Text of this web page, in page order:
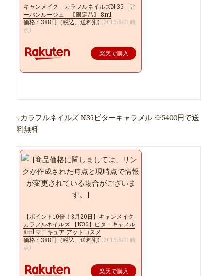
キャンメイク カラフルネイルズN 35 ア
ーバンルージュ 【限定品】 8ml
価格：388円（税込、送料別) (2019/8/21時
点)
楽天で購入
↓カラフルネイルズ N36ビターキャラメル ※5400円で送
料無料
【ポイント10倍！8月20日】キャンメイク
カラフルネイルズ 【N36】ビターキャメル
8ml マニキュア アットコスメ
価格：388円（税込、送料別) (2019/8/21時
点)
楽天で購入